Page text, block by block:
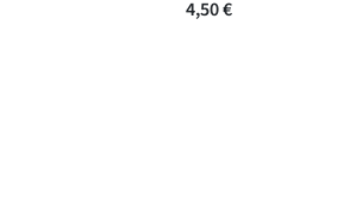
4,50 €